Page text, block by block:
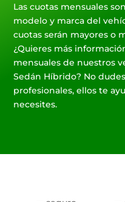
Las cuotas mensuales
modelo y marca del
cuotas serán mayores o
¿Quieres más
mensuales de nuestros
Sedán Híbrido? No
profesionales, ellos te
necesites.